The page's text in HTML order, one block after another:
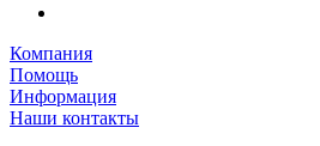
Компания
Помощь
Информация
Наши контакты